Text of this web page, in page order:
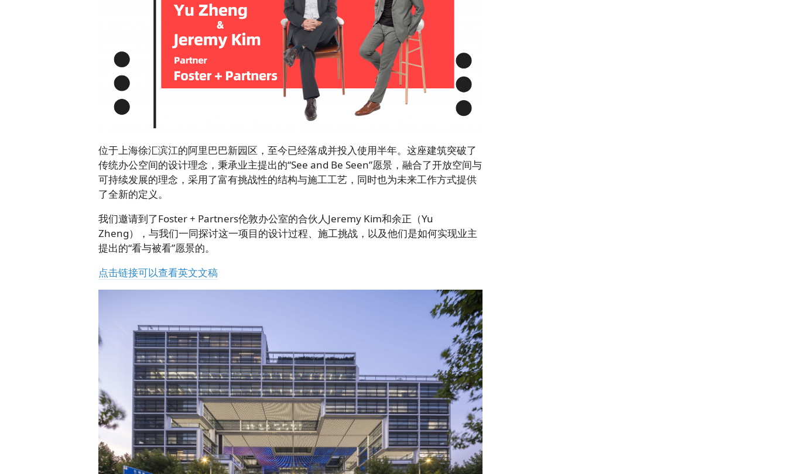
位于上海徐汇滨江的阿里巴巴新园区，至今已经落成并投入使用半年。这座建筑突破了
传统办公空间的设计理念，秉承业主提出的“See and Be Seen”愿景，融合了开放空间与
可持续发展的理念，采用了富有挑战性的结构与施工工艺，同时也为未来工作方式提供
了全新的定义。
我们邀请到了Foster + Partners伦敦办公室的合伙人Jeremy Kim和余正（Yu
Zheng），与我们一同探讨这一项目的设计过程、施工挑战，以及他们是如何实现业主
提出的“看与被看”愿景的。
点击链接可以查看英文文稿